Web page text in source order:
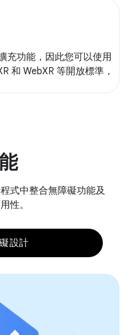
充功能，因此您可以使用
和 WebXR 等開放標準，
式中整合無障礙功能及
性。
設計